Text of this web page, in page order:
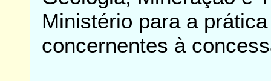
Ministério para a
concernentes à